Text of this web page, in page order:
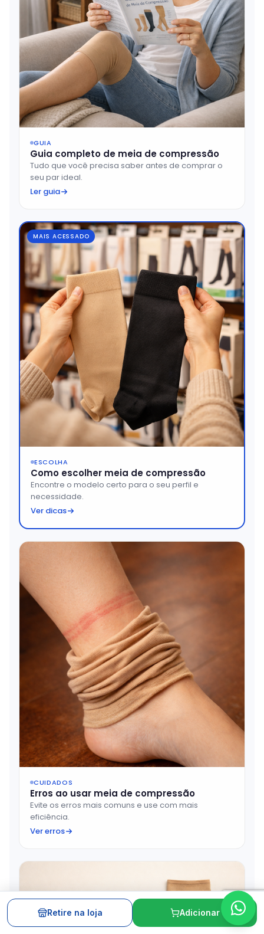
GUIA
Guia completo de meia de compressão
Tudo que você precisa saber antes de comprar o
seu par ideal.
Ler guia
ESCOLHA
Como escolher meia de compressão
Encontre o modelo certo para o seu perfil e
necessidade.
Ver dicas
CUIDADOS
Erros ao usar meia de compressão
Evite os erros mais comuns e use com mais
eficiência.
Ver erros
Retire na loja Adicionar